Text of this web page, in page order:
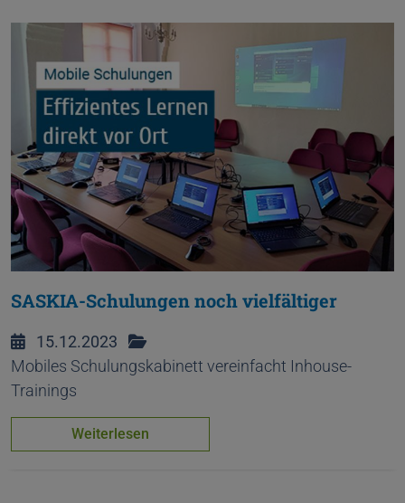
SASKIA-Schulungen noch vielfältiger
15.12.2023
Mobiles Schulungskabinett vereinfacht Inhouse-
Trainings
Weiterlesen